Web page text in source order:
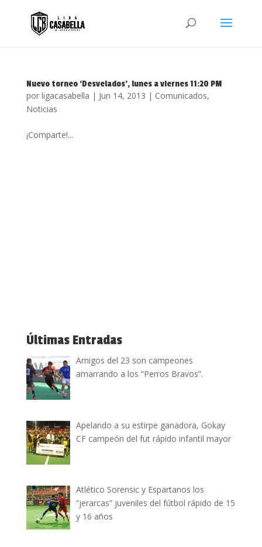
Nuevo torneo ‘Desvelados’, lunes a viernes 11:20 PM
por ligacasabella | Jun 14, 2013 | Comunicados,
Noticias
¡Comparte!...
Últimas Entradas
Amigos del 23 son campeones
amarrando a los “Perros Bravos”.
Apelando a su estirpe ganadora, Gokay
CF campeón del fut rápido infantil mayor
Atlético Sorensic y Espartanos los
“jerarcas” juveniles del fútbol rápido de 15
y 16 años